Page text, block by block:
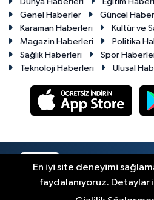
Genel Haberler
Güncel
Karaman Haberleri
Kültür ve
Magazin Haberleri
Politika
Sağlık Haberleri
Spor
Teknoloji Haberleri
Ulusal
En iyi site deneyimi
faydalanıyoruz. Detaylar